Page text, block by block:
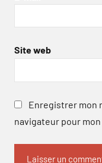
Site web
Enregistrer mon
navigateur pour